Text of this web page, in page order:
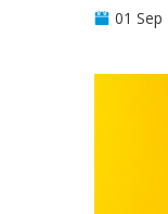
01 Sep